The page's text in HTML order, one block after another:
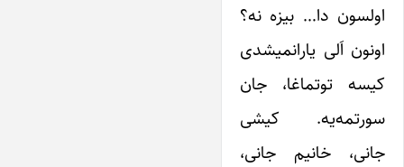
اولسون دا… بیزه نه؟
اونون اَلی یارانمیشدی
کیسه توتماغا، جان
سورتمه‌یه. کیشی
جانی، خانیم جانی،